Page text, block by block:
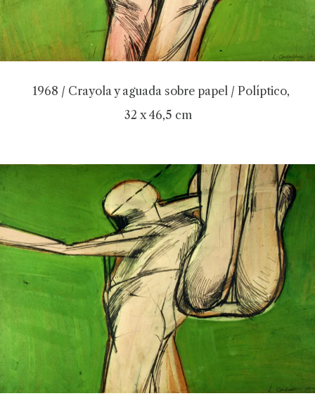
1968 / Crayola y aguada sobre papel / Políptico,
32 x 46,5 cm